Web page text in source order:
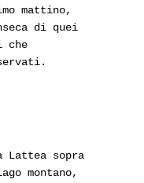
mattino,
di quei
che
sopra
montano,